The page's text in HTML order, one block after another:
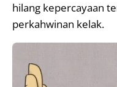
hilang kepercayaan
perkahwinan kelak.